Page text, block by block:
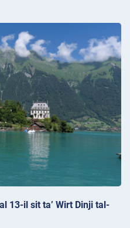
13-il sit ta’ Wirt Dinji tal-